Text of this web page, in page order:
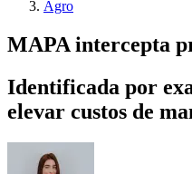
Agro
MAPA intercepta
Identificada por
elevar custos de